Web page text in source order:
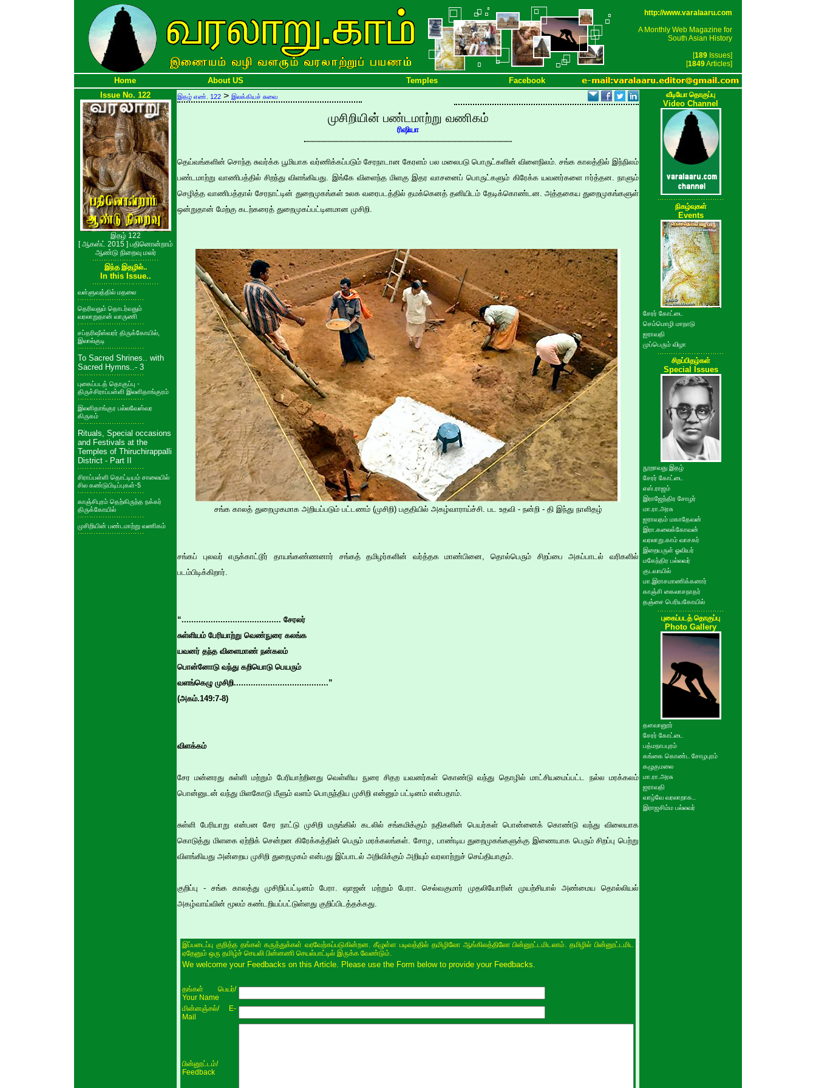
http://www.varalaaru.com
A Monthly Web Magazine for
South Asian History
[189Issues]
[1849Articles]
Home About US Temples
Facebook
Issue No. 122
இதழ் 122
[ ஆகஸ்ட் 2015 ] பதினொன்றாம்
ஆண்டு நிறைவு மலர்
இந்த இதழில்..
In this Issue..
வள்ளுவத்தில் மதலை
தெரிவதும் தொடர்வதும்
வரலாறுதான் வாருணி
சப்தரிஷீஸ்வரர் திருக்கோயில்,
இலால்குடி
To Sacred Shrines.. with
Sacred Hymns..- 3
புகைப்படத் தொகுப்பு -
திருச்சிராப்பள்ளி இலளிதாங்குரம்
இலளிதாங்குர பல்லவேஸ்வர
கிருகம்
Rituals, Special occasions
and Festivals at the
Temples of Thiruchirappalli
District - Part II
சிராப்பள்ளி தொட்டியம் சாலையில்
சில கண்டுபிடிப்புகள்-5
காஞ்சிபுரம் தெற்கிருந்த நக்கர்
திருக்கோயில்
முசிறியின் பண்டமாற்று வணிகம்
இதழ் எண். 122 > இலக்கியச் சுவை
முசிறியின் பண்டமாற்று வணிகம்
ரிஷியா
தெய்வங்களின் சொந்த சுவர்க்க பூமியாக வர்ணிக்கப்படும் சேரநாடான கேரளம் பல மலைபடு பொருட்களின் விளைநிலம். சங்க காலத்தில் இந்நிலம்
பண்டமாற்று வாணிபத்தில் சிறந்து விளங்கியது. இங்கே விளைந்த மிளகு இதர வாசனைப் பொருட்களும் கிரேக்க யவனர்களை ஈர்த்தன. நாளும்
செழித்த வாணிபத்தால் சேரநாட்டின் துறைமுகங்கள் உலக வரைபடத்தில் தமக்கெனத் தனியிடம் தேடிக்கொண்டன. அத்தகைய துறைமுகங்களுள்
ஒன்றுதான் மேற்கு கடற்கரைத் துறைமுகப்பட்டினமான முசிறி.
சங்க காலத் துறைமுகமாக அறியப்படும் பட்டணம் (முசிறி) பகுதியில் அகழ்வாராய்ச்சி. பட உதவி - நன்றி - தி இந்து நாளிதழ்
சங்கப் புலவர் எருக்காட்டூர் தாயங்கண்ணனார் சங்கத் தமிழர்களின் வர்த்தக மாண்பினை, தொல்பெரும் சிறப்பை அகப்பாடல் வரிகளில்
படம்பிடிக்கிறார்.
“......................................... சேரலர்
சுள்ளியம் பேரியாற்று வெண்நுரை கலங்க
யவனர் தந்த விளைமாண் நன்கலம்
பொன்னோடு வந்து கறியொடு பெயரும்
வளங்கெழு முசிறி.......................................”
(அகம்.149:7-8)
விளக்கம்
சேர மன்னரது சுள்ளி மற்றும் பேரியாற்றினது வெள்ளிய நுரை சிதற யவனர்கள் கொண்டு வந்து தொழில் மாட்சியமைப்பட்ட நல்ல மரக்கலம்
பொன்னுடன் வந்து மிளகோடு மீளும் வளம் பொருந்திய முசிறி என்னும் பட்டினம் என்பதாம்.
சுள்ளி பேரியாறு என்பன சேர நாட்டு முசிறி மருங்கில் கடலில் சங்கமிக்கும் நதிகளின் பெயர்கள் பொன்னைக் கொண்டு வந்து விலையாக
கொடுத்து மிளகை ஏற்றிக் சென்றன கிரேக்கத்தின் பெரும் மரக்கலங்கள். சோழ, பாண்டிய துறைமுகங்களுக்கு இணையாக பெரும் சிறப்பு பெற்று
விளங்கியது அன்றைய முசிறி துறைமுகம் என்பது இப்பாடல் அறிவிக்கும் அறியும் வரலாற்றுச் செய்தியாகும்.
குறிப்பு - சங்க காலத்து முசிறிப்பட்டினம் பேரா. ஷாஜன் மற்றும் பேரா. செல்வகுமார் முதலியோரின் முயற்சியால் அண்மைய தொல்லியல்
அகழ்வாய்வின் மூலம் கண்டறியப்பட்டுள்ளது குறிப்பிடத்தக்கது.
இப்படைப்பு குறித்த தங்கள் கருத்துக்கள் வரவேற்கப்படுகின்றன. கீழுள்ள படிவத்தில் தமிழிலோ ஆங்கிலத்திலோ பின்னூட்டமிடலாம். தமிழில் பின்னூட்டமிட
ஏதேனும் ஒரு தமிழ்ச் செயலி பின்னணி செயல்பாட்டில் இருக்க வேண்டும்.
We welcome your Feedbacks on this Article. Please use the Form below to provide your Feedbacks.
தங்கள் பெயர்/
Your Name
மின்னஞ்சல்/ E-
Mail
பின்னூட்டம்/
Feedback
வீடியோ தொகுப்பு
Video Channel
நிகழ்வுகள்
Events
சேரர் கோட்டை
செம்மொழி மாநாடு
ஐராவதி
முப்பெரும் விழா
சிறப்பிதழ்கள்
Special Issues
நூறாவது இதழ்
சேரர் கோட்டை
எஸ்.ராஜம்
இராஜேந்திர சோழர்
மா.ரா.அரசு
ஐராவதம் மகாதேவன்
இரா.கலைக்கோவன்
வரலாறு.காம் வாசகர்
இறையருள் ஓவியர்
மகேந்திர பல்லவர்
குடவாயில்
மா.இராசமாணிக்கனார்
காஞ்சி கைலாசநாதர்
தஞ்சை பெரியகோயில்
புகைப்படத் தொகுப்பு
Photo Gallery
தளவானூர்
சேரர் கோட்டை
பத்மநாபபுரம்
கங்கை கொண்ட சோழபுரம்
கழுகுமலை
மா.ரா.அரசு
ஐராவதி
வாழ்வே வரலாறாக..
இராஜசிம்ம பல்லவர்